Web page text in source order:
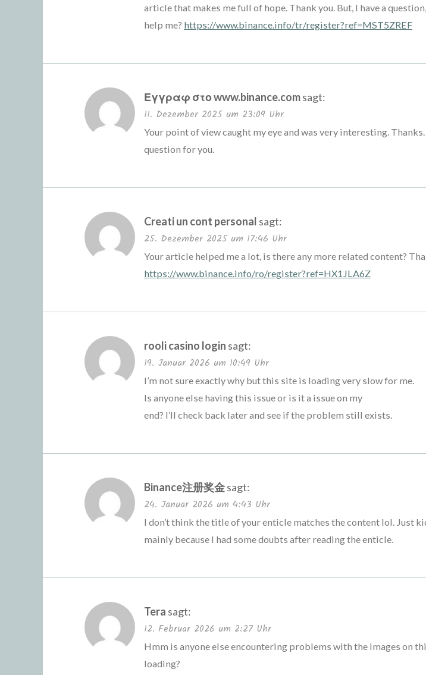
article that makes me full of hope. Thank you. But, I have a
help me? https://www.binance.info/tr/register?ref=MST5ZREF
Εγγραφ στο www.binance.comsagt:
11. Dezember 2025 um 23:09 Uhr
Your point of view caught my eye and was very interesting. Thanks.
question for you.
Creati un cont personal sagt:
25. Dezember 2025 um 17:46 Uhr
Your article helped me a lot, is there any more related content?
https://www.binance.info/ro/register?ref=HX1JLA6Z
rooli casino login sagt:
19. Januar 2026 um 10:49 Uhr
I’m not sure exactly why but this site is loading very slow for me.
Is anyone else having this issue or is it a issue on my
end? I’ll check back later and see if the problem still exists.
Binance注册奖金sagt:
24. Januar 2026 um 4:43 Uhr
I don’t think the title of your enticle matches the content lol. Just
mainly because I had some doubts after reading the enticle.
Tera sagt:
12. Februar 2026 um 2:27 Uhr
Hmm is anyone else encountering problems with the images on
loading?